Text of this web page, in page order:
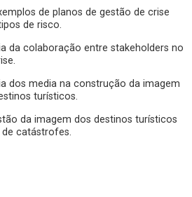
de planos de gestão de crise
de risco.
da colaboração entre stakeholders no
dos media na construção da imagem
turísticos.
da imagem dos destinos turísticos
catástrofes.